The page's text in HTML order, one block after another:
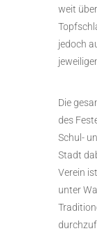
weit
jedoch
Die
des
Schul-
Stadt
Verein
unter